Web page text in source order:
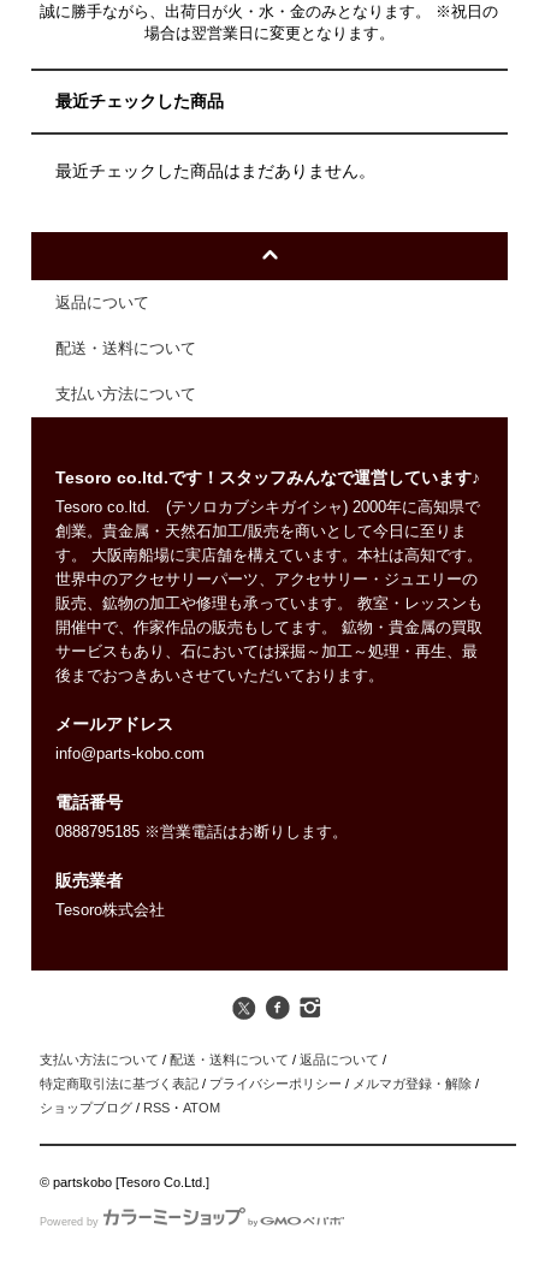
誠に勝手ながら、出荷日が火・水・金のみとなります。 ※祝日の
場合は翌営業日に変更となります。
最近チェックした商品
最近チェックした商品はまだありません。
返品について
配送・送料について
支払い方法について
Tesoro co.ltd.です！スタッフみんなで運営しています♪
Tesoro co.ltd. (テソロカブシキガイシャ) 2000年に高知県で
創業。貴金属・天然石加工/販売を商いとして今日に至りま
す。 大阪南船場に実店舗を構えています。本社は高知です。
世界中のアクセサリーパーツ、アクセサリー・ジュエリーの
販売、鉱物の加工や修理も承っています。 教室・レッスンも
開催中で、作家作品の販売もしてます。 鉱物・貴金属の買取
サービスもあり、石においては採掘～加工～処理・再生、最
後までおつきあいさせていただいております。
メールアドレス
info@parts-kobo.com
電話番号
0888795185 ※営業電話はお断りします。
販売業者
Tesoro株式会社
支払い方法について / 配送・送料について / 返品について /
特定商取引法に基づく表記 / プライバシーポリシー / メルマガ登録・解除 /
ショップブログ / RSS ・ATOM
© partskobo [Tesoro Co.Ltd.]
Powered by